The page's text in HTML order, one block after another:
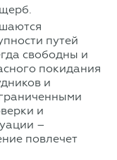
путей
свободны и
покидания
и
и
–
повлечет